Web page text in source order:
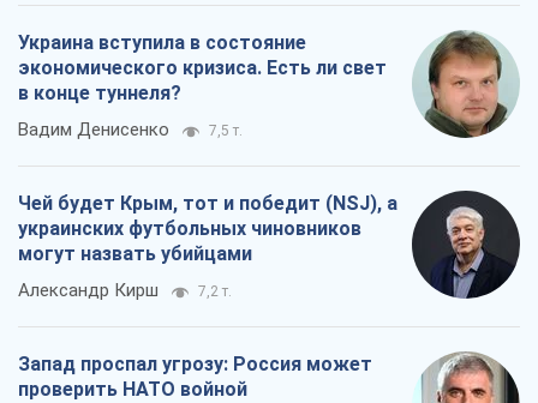
Украина вступила в состояние
экономического кризиса. Есть ли свет
в конце туннеля?
Вадим Денисенко 7,5 т.
Чей будет Крым, тот и победит (NSJ), а
украинских футбольных чиновников
могут назвать убийцами
Александр Кирш 7,2 т.
Запад проспал угрозу: Россия может
проверить НАТО войной